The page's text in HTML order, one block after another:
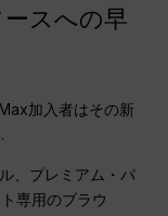
スへの早
加入者はその新
、プレミアム・パ
専用のブラウ